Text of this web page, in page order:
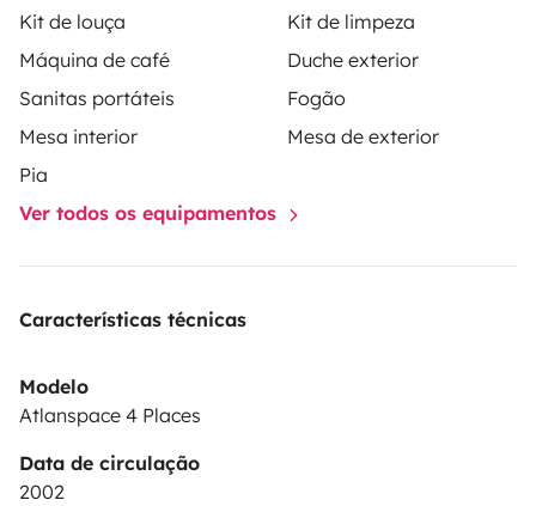
bien, y su tamaño mediano te permite circular por el
centro o aparcar sin problemas.
Os daré también una lista con recomendaciones de las
mejores playas y restaurantes.
los siguientes servicios (sujetos a disponibilidad):✈️
Traslado al aeropuerto
Early check-in: 20 €
Kit de louça
Kit de limpeza
Máquina de café
Duche exterior
Sanitas portáteis
Fogão
Mesa interior
Mesa de exterior
Pia
Ver todos os equipamentos
Características técnicas
Modelo
Atlanspace 4 Places
Data de circulação
2002